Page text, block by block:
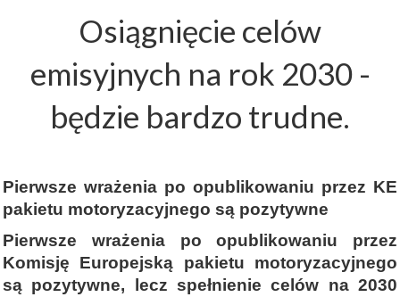
Osiągnięcie celów
emisyjnych na rok 2030 -
będzie bardzo trudne.
Pierwsze wrażenia po opublikowaniu przez KE
pakietu motoryzacyjnego są pozytywne
Pierwsze wrażenia po opublikowaniu przez
Komisję Europejską pakietu motoryzacyjnego
są pozytywne, lecz spełnienie celów na 2030